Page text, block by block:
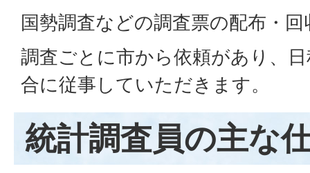
国勢調査などの調査票の配布・
調査ごとに市から依頼があり、
合に従事していただきます。
統計調査員の主な